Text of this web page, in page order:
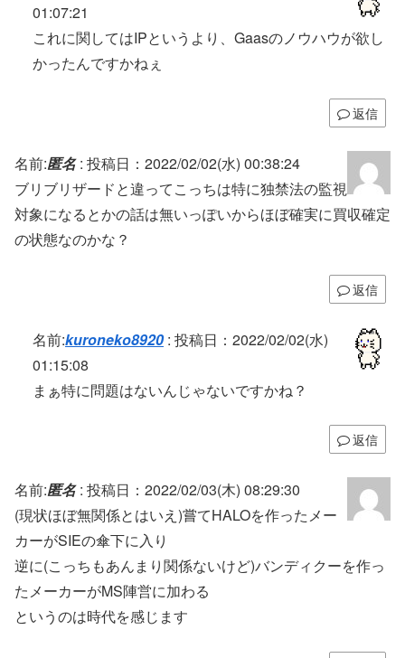
01:07:21
これに関してはIPというより、Gaasのノウハウが欲し
かったんですかねぇ
返信
名前:匿名: 投稿日：2022/02/02(水) 00:38:24
ブリブリザードと違ってこっちは特に独禁法の監視
対象になるとかの話は無いっぽいからほぼ確実に買収確定
の状態なのかな？
返信
名前:kuroneko8920: 投稿日：2022/02/02(水)
01:15:08
まぁ特に問題はないんじゃないですかね？
返信
名前:匿名: 投稿日：2022/02/03(木) 08:29:30
(現状ほぼ無関係とはいえ)嘗てHALOを作ったメー
カーがSIEの傘下に入り
逆に(こっちもあんまり関係ないけど)バンディクーを作っ
たメーカーがMS陣営に加わる
というのは時代を感じます